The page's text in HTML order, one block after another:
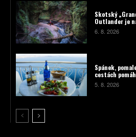
Skotský
Outlander je
6. 8. 2026
Spánek,
cestách
5. 8. 2026